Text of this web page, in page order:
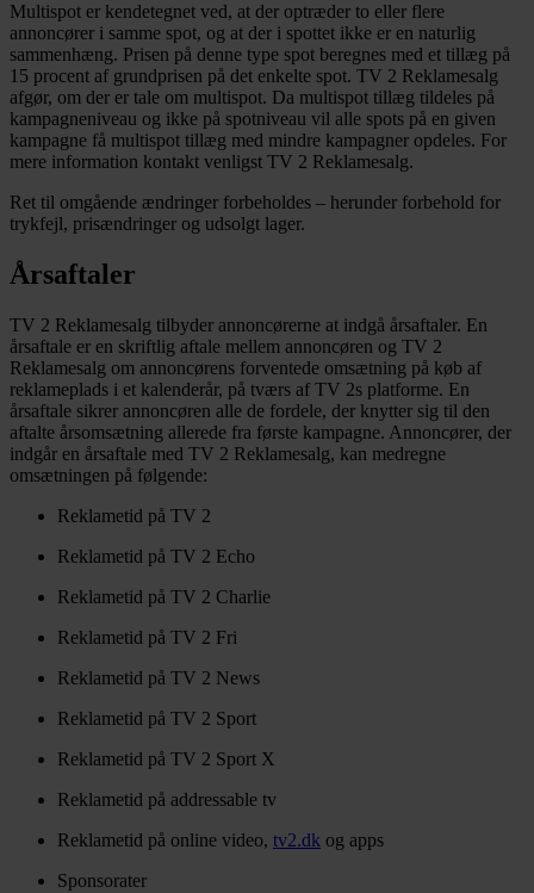
Multispot er kendetegnet ved, at der optræder to eller flere
annoncører i samme spot, og at der i spottet ikke er en naturlig
sammenhæng. Prisen på denne type spot beregnes med et tillæg på
15 procent af grundprisen på det enkelte spot. TV 2 Reklamesalg
afgør, om der er tale om multispot. Da multispot tillæg tildeles på
kampagneniveau og ikke på spotniveau vil alle spots på en given
kampagne få multispot tillæg med mindre kampagner opdeles. For
mere information kontakt venligst TV 2 Reklamesalg.
Ret til omgående ændringer forbeholdes – herunder forbehold for
trykfejl, prisændringer og udsolgt lager.
Årsaftaler
TV 2 Reklamesalg tilbyder annoncørerne at indgå årsaftaler. En
årsaftale er en skriftlig aftale mellem annoncøren og TV 2
Reklamesalg om annoncørens forventede omsætning på køb af
reklameplads i et kalenderår, på tværs af TV 2s platforme. En
årsaftale sikrer annoncøren alle de fordele, der knytter sig til den
aftalte årsomsætning allerede fra første kampagne. Annoncører, der
indgår en årsaftale med TV 2 Reklamesalg, kan medregne
omsætningen på følgende:
Reklametid på TV 2
Reklametid på TV 2 Echo
Reklametid på TV 2 Charlie
Reklametid på TV 2 Fri
Reklametid på TV 2 News
Reklametid på TV 2 Sport
Reklametid på TV 2 Sport X
Reklametid på addressable tv
Reklametid på online video, tv2.dk og apps
Sponsorater